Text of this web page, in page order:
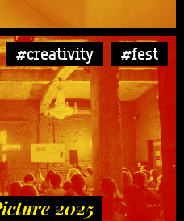
#creativity #fest
2025